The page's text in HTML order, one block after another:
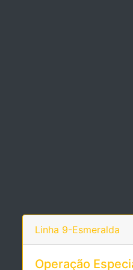
Linha 9-Esmeralda
Operação